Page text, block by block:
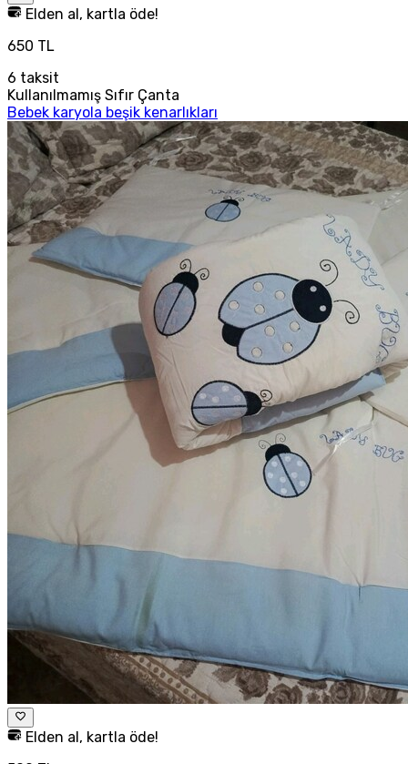
Elden al, kartla öde!
650 TL
6 taksit
Kullanılmamış Sıfır Çanta
Bebek karyola beşik kenarlıkları
Elden al, kartla öde!